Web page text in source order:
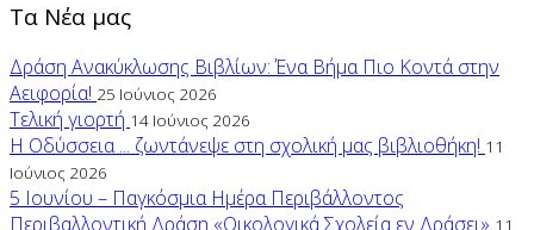
Τα Νέα μας
Δράση Ανακύκλωσης Βιβλίων: Ένα Βήμα Πιο Κοντά στην
Αειφορία! 25 Ιούνιος 2026
Τελική γιορτή 14 Ιούνιος 2026
Η Οδύσσεια ... ζωντάνεψε στη σχολική μας βιβλιοθήκη! 11
Ιούνιος 2026
5 Ιουνίου – Παγκόσμια Ημέρα Περιβάλλοντος
Περιβαλλοντική Δράση «Οικολογικά Σχολεία εν Δράσει» 11